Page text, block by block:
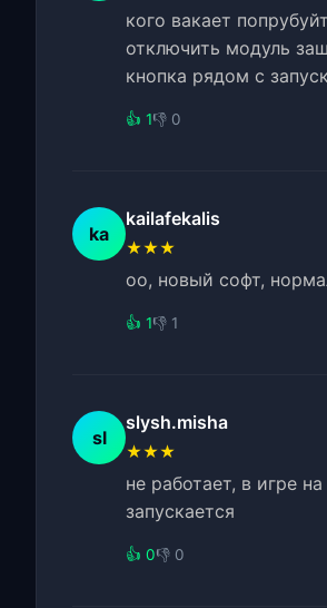
кого вакает
отключить модуль
кнопка рядом с
👍 1👎 0
ka
kailafekalis
★★★
оо, новый софт,
👍 1👎 1
sl
slysh.misha
★★★
не работает, в игре на
запускается
👍 0👎 0